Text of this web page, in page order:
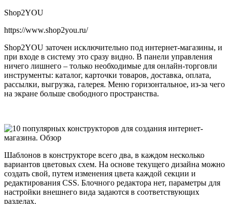
Shop2YOU
https://www.shop2you.ru/
Shop2YOU заточен исключительно под интернет-магазины, и
при входе в систему это сразу видно. В панели управления
ничего лишнего – только необходимые для онлайн-торговли
инструменты: каталог, карточки товаров, доставка, оплата,
рассылки, выгрузка, галерея. Меню горизонтальное, из-за чего
на экране больше свободного пространства.
Шаблонов в конструкторе всего два, в каждом несколько
вариантов цветовых схем. На основе текущего дизайна можно
создать свой, путем изменения цвета каждой секции и
редактирования CSS. Блочного редактора нет, параметры для
настройки внешнего вида задаются в соответствующих
разделах.